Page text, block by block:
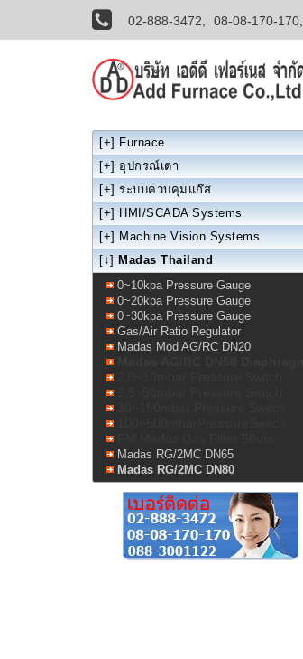
02-888-3472, 08-08-170-170,
[+] Furnace
[+] อุปกรณ์เตา
[+] ระบบควบคุมแก๊ส
[+] HMI/SCADA Systems
[+] Machine Vision Systems
[↓] Madas Thailand
0~10kpa Pressure Gauge
0~20kpa Pressure Gauge
0~30kpa Pressure Gauge
Gas/Air Ratio Regulator
Madas Mod AG/RC DN20
Madas RG/2MC DN65
Madas RG/2MC DN80